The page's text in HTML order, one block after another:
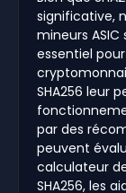
significative,
mineurs
essentiel
SHA256 leur
par des
peuvent
calculateur
SHA256, les